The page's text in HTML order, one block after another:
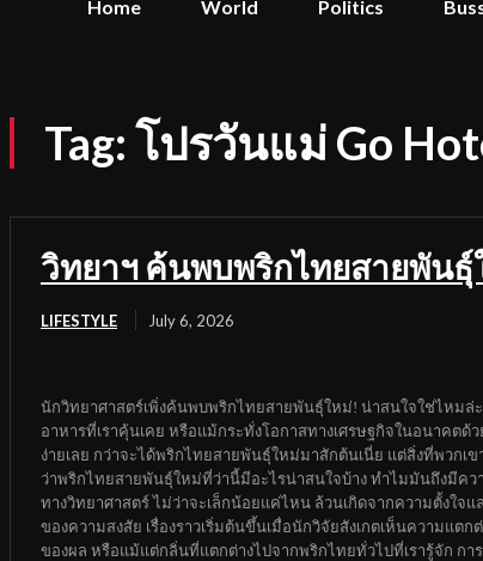
Home World Politics
Tag:โปรวันแม่ Go
วิทยาฯ ค้นพบพริกไทยสายพันธุ์
LIFESTYLE July 6, 2026
นักวิทยาศาสตร์เพิ่งค้นพบพริกไทยสายพันธุ์ใหม่! น่าสนใจใช่ไหมล่
อาหารที่เราคุ้นเคย หรือแม้กระทั่งโอกาสทางเศรษฐกิจในอนาคต
ง่ายเลย กว่าจะได้พริกไทยสายพันธุ์ใหม่มาสักต้นเนี่ย แต่สิ่งที่พวกเ
ว่าพริกไทยสายพันธุ์ใหม่ที่ว่านี้มีอะไรน่าสนใจบ้าง ทำไมมันถึงมีค
ทางวิทยาศาสตร์ ไม่ว่าจะเล็กน้อยแค่ไหน ล้วนเกิดจากความตั้งใ
ของความสงสัย เรื่องราวเริ่มต้นขึ้นเมื่อนักวิจัยสังเกตเห็นความแต
ของผล หรือแม้แต่กลิ่นที่แตกต่างไปจากพริกไทยทั่วไปที่เรารู้จัก ก